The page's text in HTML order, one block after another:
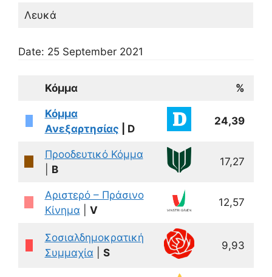
Λευκά
Date: 25 September 2021
Κόμμα %
Κόμμα
Ανεξαρτησίας | D
24,39
Προοδευτικό Κόμμα
B
17,27
Αριστερό – Πράσινο
Κίνημα
V
12,57
Σοσιαλδημοκρατική
Συμμαχία
S
9,93